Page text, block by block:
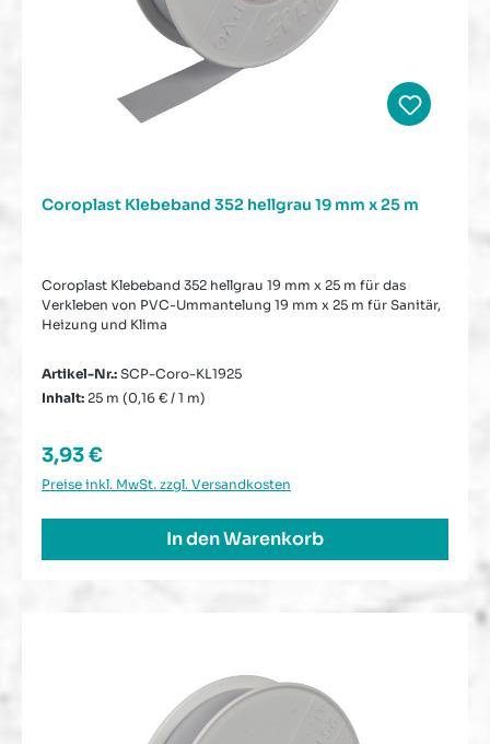
Coroplast Klebeband 352 hellgrau 19 mm x 25 m
Coroplast Klebeband 352 hellgrau 19 mm x 25 m für das
Verkleben von PVC-Ummantelung 19 mm x 25 m für Sanitär,
Heizung und Klima
Artikel-Nr.: SCP-Coro-KL1925
Inhalt: 25 m (0,16 € / 1 m)
Regulärer Preis:
3,93 €
Preise inkl. MwSt. zzgl. Versandkosten
In den Warenkorb